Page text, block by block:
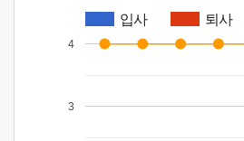
입사 퇴사
3
4